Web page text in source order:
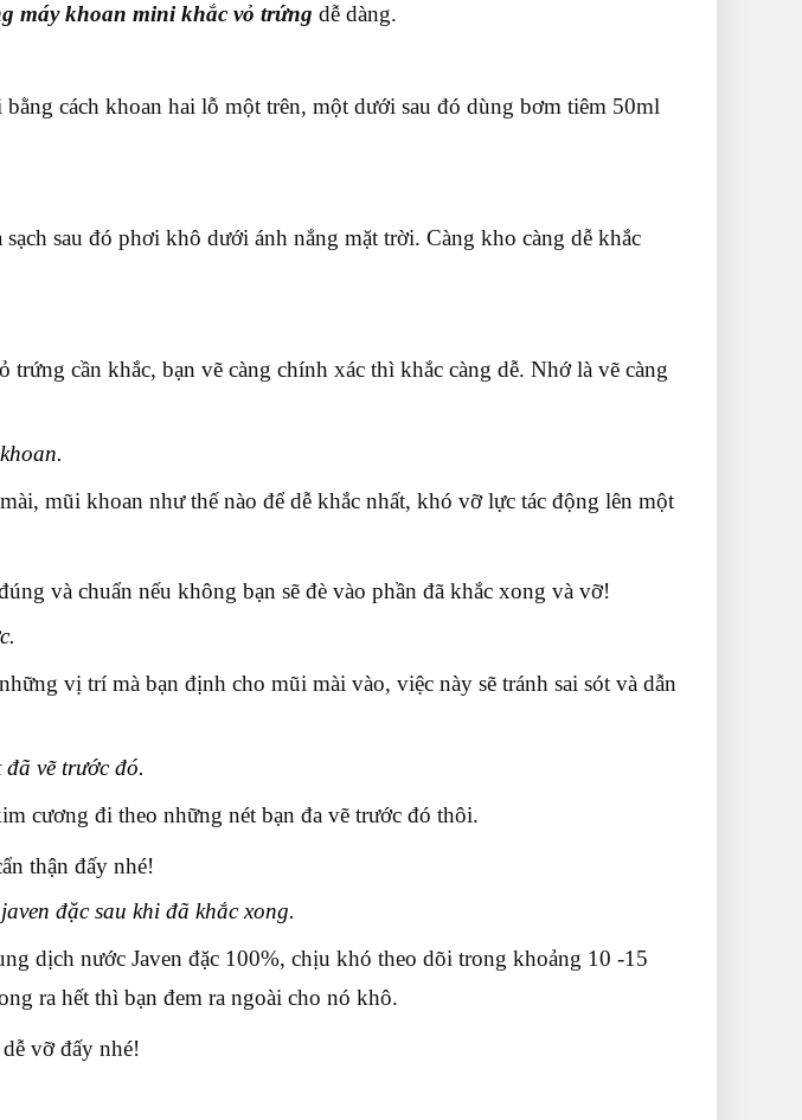
máy khoan mini khắc vỏ trứng dễ dàng.
cách khoan hai lỗ một trên, một dưới sau đó dùng bơm tiêm 50ml
sau đó phơi khô dưới ánh nắng mặt trời. Càng kho càng dễ khắc
cần khắc, bạn vẽ càng chính xác thì khắc càng dễ. Nhớ là vẽ càng
mũi khoan như thế nào để dễ khắc nhất, khó vỡ lực tác động lên một
và chuẩn nếu không bạn sẽ đè vào phần đã khắc xong và vỡ!
vị trí mà bạn định cho mũi mài vào, việc này sẽ tránh sai sót và dẫn
vẽ trước đó.
cương đi theo những nét bạn đa vẽ trước đó thôi.
thận đấy nhé!
đặc sau khi đã khắc xong.
dịch nước Javen đặc 100%, chịu khó theo dõi trong khoảng 10 -15
ra hết thì bạn đem ra ngoài cho nó khô.
vỡ đấy nhé!